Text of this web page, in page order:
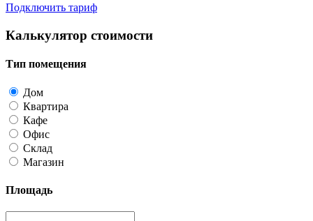
Подключить тариф
Калькулятор стоимости
Тип помещения
Дом
Квартира
Кафе
Офис
Склад
Магазин
Площадь